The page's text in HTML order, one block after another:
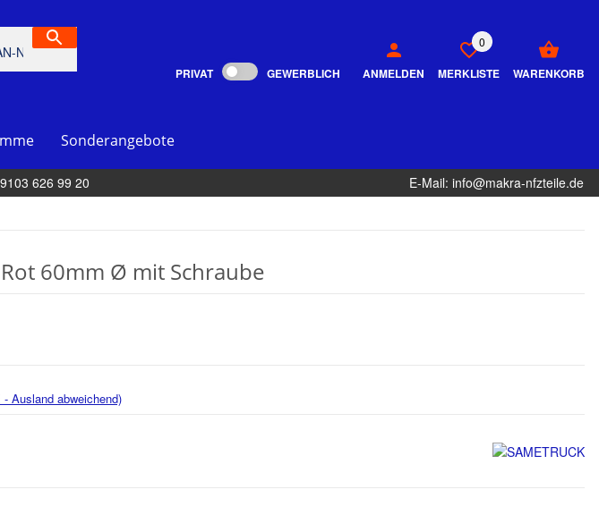
PRIVAT GEWERBLICH ANMELDEN
0
MERKLISTE WARENKORB
Sonderangebote
626 99 20
E-Mail: info@makra-nfzteile.de
60mm Ø mit Schraube
- Ausland abweichend)